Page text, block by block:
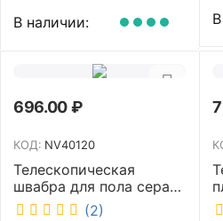
В наличии:
696.00₽
КОД: NV40120
Телескопическая
швабра для пола серая
NV микрофибра 42 см
(2)